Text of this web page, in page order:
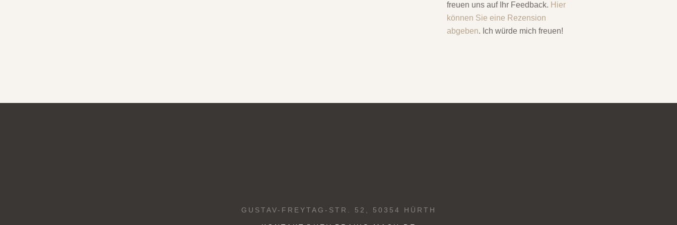
freuen uns auf Ihr Feedback. Hier
können Sie eine Rezension
abgeben. Ich würde mich freuen!
GUSTAV-FREYTAG-STR. 52, 50354 HÜRTH